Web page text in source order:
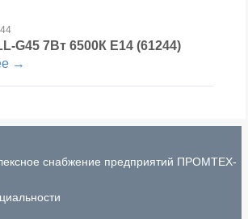
G45 7Вт 6500К Е14 (61244)
→
снабжение предприятий ПРОМТЕХ-